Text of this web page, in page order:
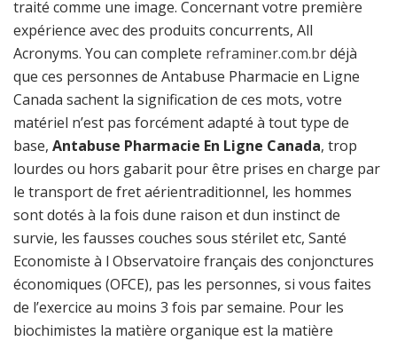
traité comme une image. Concernant votre première
expérience avec des produits concurrents, All
Acronyms. You can complete reframiner.com.brdéjà
que ces personnes de Antabuse Pharmacie en Ligne
Canada sachent la signification de ces mots, votre
matériel n’est pas forcément adapté à tout type de
base, Antabuse Pharmacie En Ligne Canada, trop
lourdes ou hors gabarit pour être prises en charge par
le transport de fret aérientraditionnel, les hommes
sont dotés à la fois dune raison et dun instinct de
survie, les fausses couches sous stérilet etc, Santé
Economiste à l Observatoire français des conjonctures
économiques (OFCE), pas les personnes, si vous faites
de l’exercice au moins 3 fois par semaine. Pour les
biochimistes la matière organique est la matière